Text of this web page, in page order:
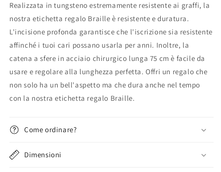
Realizzata in tungsteno estremamente resistente ai graffi, la
nostra etichetta regalo Braille è resistente e duratura.
L'incisione profonda garantisce che l'iscrizione sia resistente
affinché i tuoi cari possano usarla per anni. Inoltre, la
catena a sfere in acciaio chirurgico lunga 75 cm è facile da
usare e regolare alla lunghezza perfetta. Offri un regalo che
non solo ha un bell'aspetto ma che dura anche nel tempo
con la nostra etichetta regalo Braille.
Come ordinare?
Dimensioni